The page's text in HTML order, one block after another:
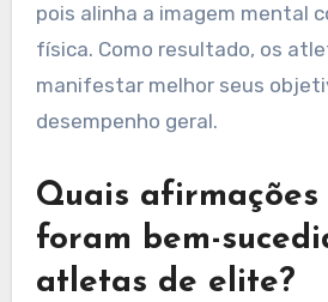
pois alinha a imagem mental
física. Como resultado, os
manifestar melhor seus
desempenho geral.
Quais afirmações
foram bem-
atletas de elite?